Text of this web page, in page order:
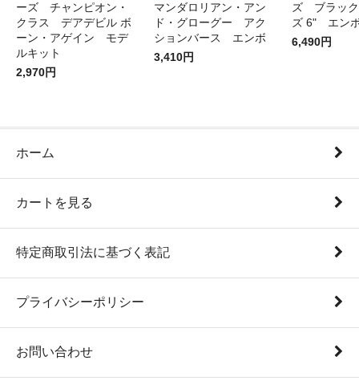
ーズ チャンピオン・
クラス デアデビル ボ
ーン・アゲイン モデ
ルキット
2,970円
マンダロリアン・アン
ド・グローグー アク
ションバース エンボ
3,410円
ズ ブラック
ズ 6" エン
6,490円
ホーム
カートを見る
特定商取引法に基づく表記
プライバシーポリシー
お問い合わせ